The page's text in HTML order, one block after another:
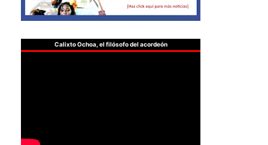
Calixto Ochoa, el filósofo del acordeón